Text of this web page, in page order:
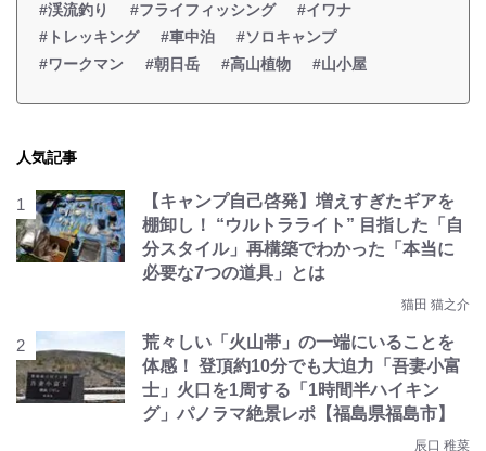
#渓流釣り #フライフィッシング
#イワナ
#トレッキング
#車中泊
#ソロキャンプ
#ワークマン
#朝日岳 #高山植物 #山小屋
人気記事
【キャンプ自己啓発】増えすぎたギアを
棚卸し！ “ウルトラライト” 目指した「自
分スタイル」再構築でわかった「本当に
必要な7つの道具」とは
猫田 猫之介
荒々しい「火山帯」の一端にいることを
体感！ 登頂約10分でも大迫力「吾妻小富
士」火口を1周する「1時間半ハイキン
グ」パノラマ絶景レポ【福島県福島市】
辰口 稚菜